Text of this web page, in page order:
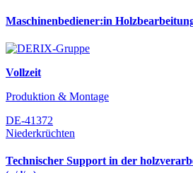
Maschinenbediener:in
Vollzeit
Produktion & Montage
DE-41372
Niederkrüchten
Technischer Support in der